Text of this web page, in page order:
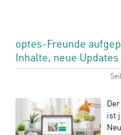
optes-Freunde
Inhalte, neue Updates
ist